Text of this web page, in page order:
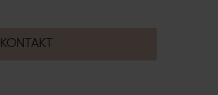
KONTAKT